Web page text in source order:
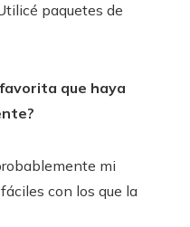
paquetes de
que haya
mi
con los que la